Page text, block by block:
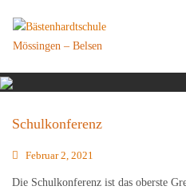
content
Mössingen – Belsen
Schulkonferenz
Februar 2, 2021
Die Schulkonferenz ist das oberste